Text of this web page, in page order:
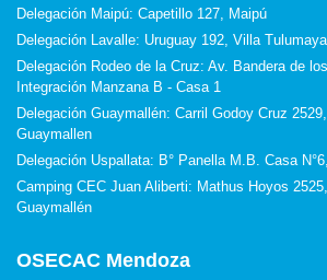
Delegación Maipú: Capetillo 127, Maipú
Delegación Lavalle: Uruguay 192, Villa
Delegación Rodeo de la Cruz: Av. Bandera de
Integración Manzana B - Casa 1
Delegación Guaymallén: Carril Godoy Cruz
Guaymallen
Delegación Uspallata: B° Panella M.B. Casa
Camping CEC Juan Aliberti: Mathus Hoyos
Guaymallén
OSECAC Mendoza